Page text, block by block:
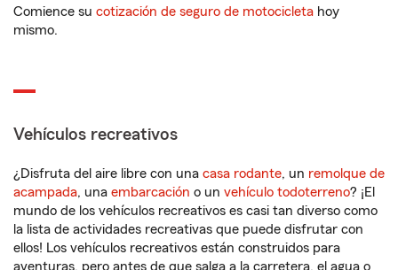
Comience su cotización de seguro de motocicleta hoy
mismo.
Vehículos recreativos
¿Disfruta del aire libre con una casa rodante, un remolque de
acampada, una embarcación o un vehículo todoterreno? ¡El
mundo de los vehículos recreativos es casi tan diverso como
la lista de actividades recreativas que puede disfrutar con
ellos! Los vehículos recreativos están construidos para
aventuras, pero antes de que salga a la carretera, el agua o